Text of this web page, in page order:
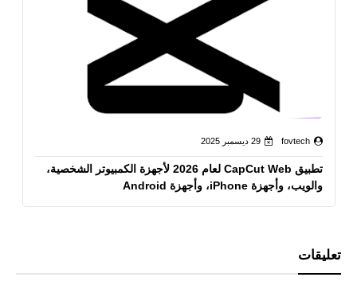
fovtech 29 ديسمبر 2025
تطبيق CapCut Web لعام 2026 لأجهزة الكمبيوتر الشخصية،
والويب، وأجهزة iPhone، وأجهزة Android
تعليقات